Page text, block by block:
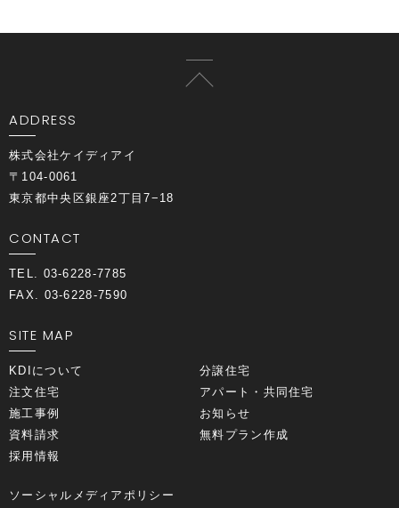
ADDRESS
株式会社ケイディアイ
〒104-0061
東京都中央区銀座2丁目7−18
CONTACT
TEL. 03-6228-7785
FAX. 03-6228-7590
SITE MAP
KDIについて
分譲住宅
注文住宅
アパート・共同住宅
施工事例
お知らせ
資料請求
無料プラン作成
採用情報
ソーシャルメディアポリシー